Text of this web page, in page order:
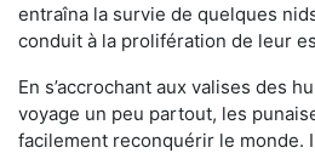
entraîna la survie de quelques
conduit à la prolifération de leur
En s’accrochant aux valises des
voyage un peu partout, les
facilement reconquérir le monde.